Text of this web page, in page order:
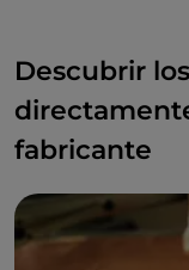
Descubrir
fabricante